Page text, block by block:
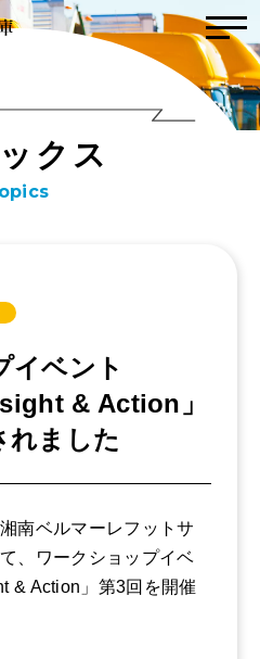
ピックス
んな会社
倉庫事業
業務委託事業
業拠点紹介
社案内
用情報
企業風土・働く環
ッ ク ス
イベント
& Action」
れました
南ベルマーレフットサ
、ワークショップイベ
& Action」第3回を開催